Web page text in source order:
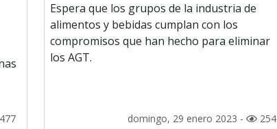
477
Espera que los grupos de la industria de
alimentos y bebidas cumplan con los
compromisos que han hecho para eliminar
los AGT.
domingo, 29 enero 2023 - 254